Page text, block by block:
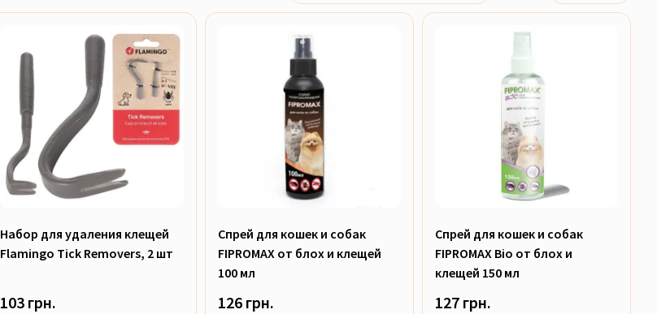
Набор для удаления клещей
Flamingo Tick Removers, 2 шт
103 грн.
Спрей для кошек и собак
FIPROMAX от блох и клещей
100 мл
126 грн.
Спрей для кошек и собак
FIPROMAX Bio от блох и
клещей 150 мл
127 грн.